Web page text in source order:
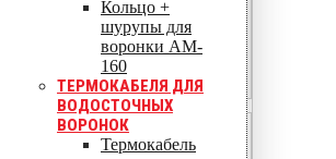
Кольцо +
шурупы для
воронки AM-
160
ТЕРМОКАБЕЛЯ ДЛЯ
ВОДОСТОЧНЫХ
ВОРОНОК
Термокабель
205–230
Временное сопротивление